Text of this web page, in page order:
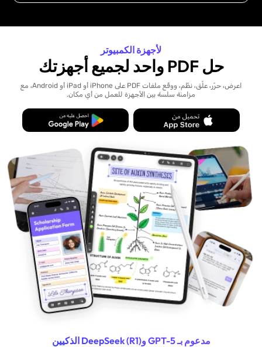
لأجهزة الكمبيوتر
حل PDF واحد لجميع أجهزتك
اعرض، حرّر، علّق، نظّم، ووقّع ملفات PDF على iPhone أو iPad أو Android، مع
مزامنة سلسة بين الأجهزة للعمل من أي مكان.
مدعوم بـ GPT-5 وDeepSeek (R1) الذكيين